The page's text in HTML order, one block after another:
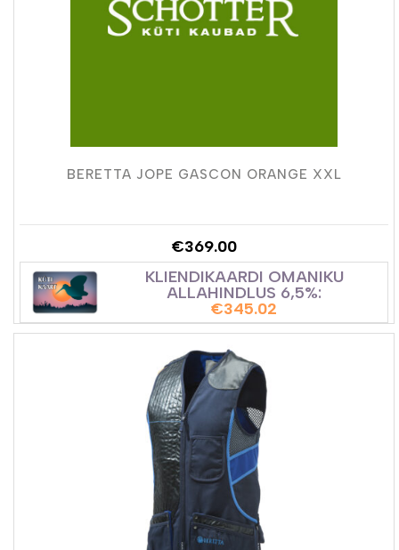
BERETTA JOPE GASCON ORANGE XXL
€369.00
KLIENDIKAARDI OMANIKU
ALLAHINDLUS 6,5%:
€345.02